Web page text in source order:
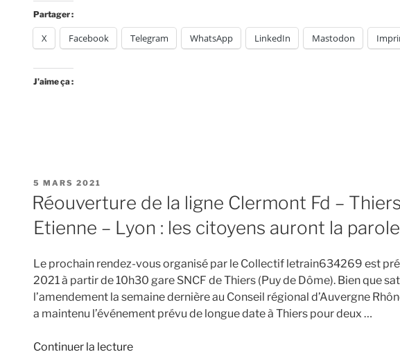
Partager :
X Facebook Telegram WhatsApp LinkedIn Mastodon
J’aime ça :
PUBLIÉ
LE
5 MARS 2021
Réouverture de la ligne Clermont Fd –
Etienne – Lyon : les citoyens auront la
Le prochain rendez-vous organisé par le Collectif letrain634269 est
2021 à partir de 10h30 gare SNCF de Thiers (Puy de Dôme). Bien que
l’amendement la semaine dernière au Conseil régional d’Auvergne
a maintenu l’événement prévu de longue date à Thiers pour deux …
Continuer la lecturede